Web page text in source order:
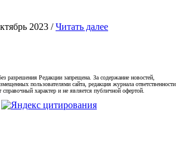
2023 /Читать далее
разрешения Редакции запрещена. За содержание новостей,
пользователями сайта, редакция журнала ответственности
характер и не является публичной офертой.